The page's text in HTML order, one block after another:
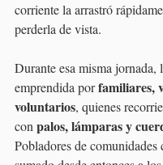
corriente la arrastró
perderla de vista.
Durante esa misma jornada,
emprendida por familiares,
voluntarios, quienes
con palos, lámparas y
Pobladores de comunidades